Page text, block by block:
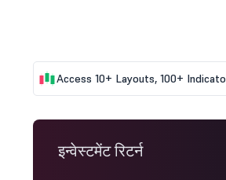
Access 10+ Layouts, 100+
इन्वेस्टमेंट रिटर्न